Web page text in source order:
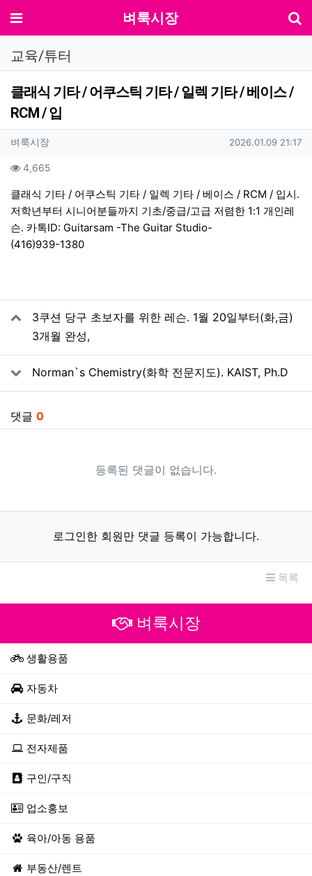
메뉴 벼룩시장
교육/튜터
클래식 기타 / 어쿠스틱 기타 / 일렉 기타 / 베이스 /
RCM / 입
작성자 정보
벼룩시장작성 작성일
2026.01.09 21:17
컨텐츠 정보
4,665
본문
클래식 기타 / 어쿠스틱 기타 / 일렉 기타 / 베이스 / RCM / 입시.
저학년부터 시니어분들까지 기초/중급/고급 저렴한 1:1 개인레
슨. 카톡ID: Guitarsam -The Guitar Studio-
(416)939-1380
관련자료
3쿠션 당구 초보자를 위한 레슨. 1월 20일부터(화,금)
3개월 완성,
Norman`s Chemistry(화학 전문지도). KAIST, Ph.D
댓글 0
등록된 댓글이 없습니다.
로그인한 회원만 댓글 등록이 가능합니다.
목록
벼룩시장
생활용품
자동차
문화/레저
전자제품
구인/구직
업소홍보
육아/아동 용품
부동산/렌트